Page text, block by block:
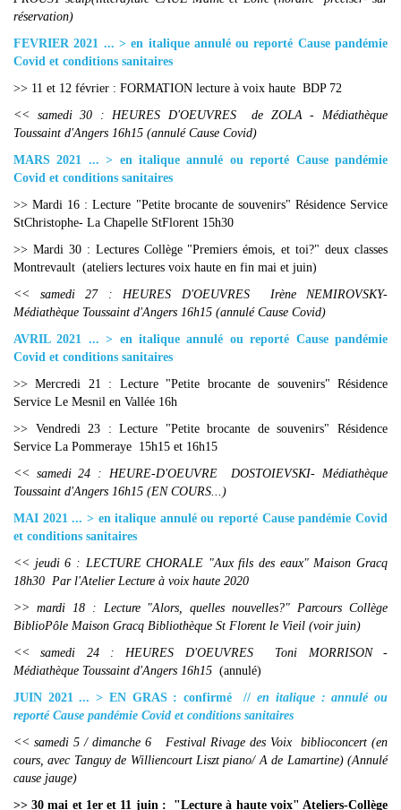
réservation)
FEVRIER 2021 ... > en italique annulé ou reporté Cause pandémie
Covid et conditions sanitaires
>> 11 et 12 février : FORMATION lecture à voix haute BDP 72
<< samedi 30 : HEURES D'OEUVRES de ZOLA - Médiathèque
Toussaint d'Angers 16h15 (annulé Cause Covid)
MARS 2021 ... > en italique annulé ou reporté Cause pandémie
Covid et conditions sanitaires
>> Mardi 16 : Lecture "Petite brocante de souvenirs" Résidence Service
StChristophe- La Chapelle StFlorent 15h30
>> Mardi 30 : Lectures Collège "Premiers émois, et toi?" deux classes
Montrevault (ateliers lectures voix haute en fin mai et juin)
<< samedi 27 : HEURES D'OEUVRES Irène NEMIROVSKY-
Médiathèque Toussaint d'Angers 16h15 (annulé Cause Covid)
AVRIL 2021 ... > en italique annulé ou reporté Cause pandémie
Covid et conditions sanitaires
>> Mercredi 21 : Lecture "Petite brocante de souvenirs" Résidence
Service Le Mesnil en Vallée 16h
>> Vendredi 23 : Lecture "Petite brocante de souvenirs" Résidence
Service La Pommeraye 15h15 et 16h15
<< samedi 24 : HEURE-D'OEUVRE DOSTOIEVSKI- Médiathèque
Toussaint d'Angers 16h15 (EN COURS...)
MAI 2021 ... > en italique annulé ou reporté Cause pandémie Covid
et conditions sanitaires
<< jeudi 6 : LECTURE CHORALE "Aux fils des eaux" Maison Gracq
18h30 Par l'Atelier Lecture à voix haute 2020
>> mardi 18 : Lecture "Alors, quelles nouvelles?" Parcours Collège
BiblioPôle Maison Gracq Bibliothèque St Florent le Vieil (voir juin)
<< samedi 24 : HEURES D'OEUVRES Toni MORRISON -
Médiathèque Toussaint d'Angers 16h15 (annulé)
JUIN 2021 ... > EN GRAS : confirmé //en italique : annulé ou
reporté Cause pandémie Covid et conditions sanitaires
<< samedi 5 / dimanche 6 Festival Rivage des Voix biblioconcert (en
cours, avec Tanguy de Williencourt Liszt piano/ A de Lamartine) (Annulé
cause jauge)
>> 30 mai et 1er et 11 juin : "Lecture à haute voix" Ateliers-Collège